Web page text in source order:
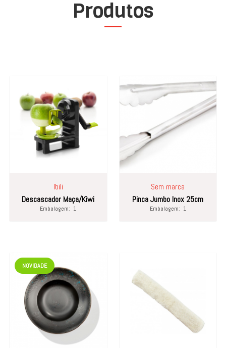
Produtos
Ibili
Descascador Maça/Kiwi
Embalagem: 1
Sem marca
Pinca Jumbo Inox 25cm
Embalagem: 1
NOVIDADE